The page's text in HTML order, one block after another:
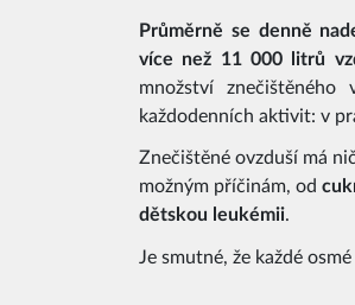
Průměrně se denně
více než 11 000 litrů
množství znečištěného
každodenních aktivit: v
Znečištěné ovzduší má
možným příčinám, od
dětskou leukémii.
Je smutné, že každé